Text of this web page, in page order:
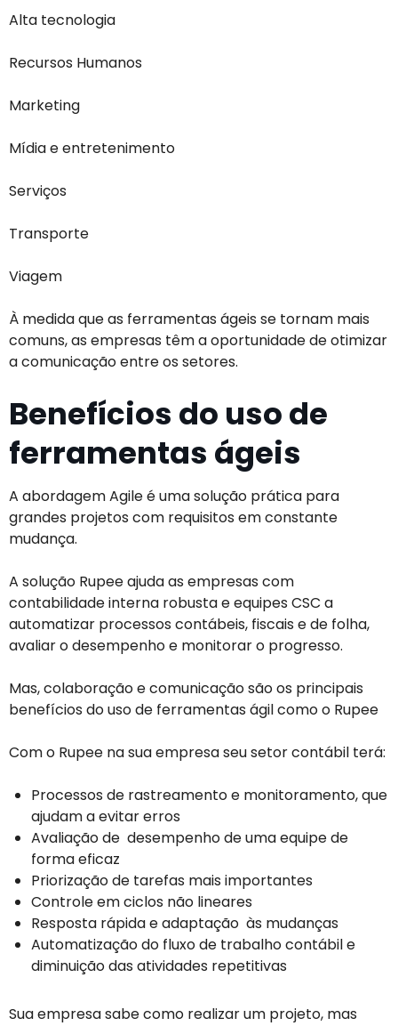
Alta tecnologia
Recursos Humanos
Marketing
Mídia e entretenimento
Serviços
Transporte
Viagem
À medida que as ferramentas ágeis se tornam mais
comuns, as empresas têm a oportunidade de otimizar
a comunicação entre os setores.
Benefícios do uso de
ferramentas ágeis
A abordagem Agile é uma solução prática para
grandes projetos com requisitos em constante
mudança.
A solução Rupee ajuda as empresas com
contabilidade interna robusta e equipes CSC a
automatizar processos contábeis, fiscais e de folha,
avaliar o desempenho e monitorar o progresso.
Mas, colaboração e comunicação são os principais
benefícios do uso de ferramentas ágil como o Rupee
Com o Rupee na sua empresa seu setor contábil terá:
Processos de rastreamento e monitoramento, que
ajudam a evitar erros
Avaliação de desempenho de uma equipe de
forma eficaz
Priorização de tarefas mais importantes
Controle em ciclos não lineares
Resposta rápida e adaptação às mudanças
Automatização do fluxo de trabalho contábil e
diminuição das atividades repetitivas
Sua empresa sabe como realizar um projeto, mas